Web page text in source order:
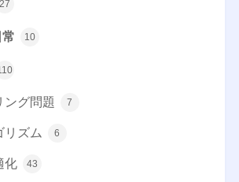
27
10
ング問題 7
リズム 6
化 43